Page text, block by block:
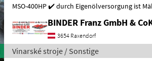
MSO-400HP ✔️ durch Eigenölversorgung ist
BINDER Franz GmbH &
3654 Raxendorf
Vinarské stroje / Sonstige